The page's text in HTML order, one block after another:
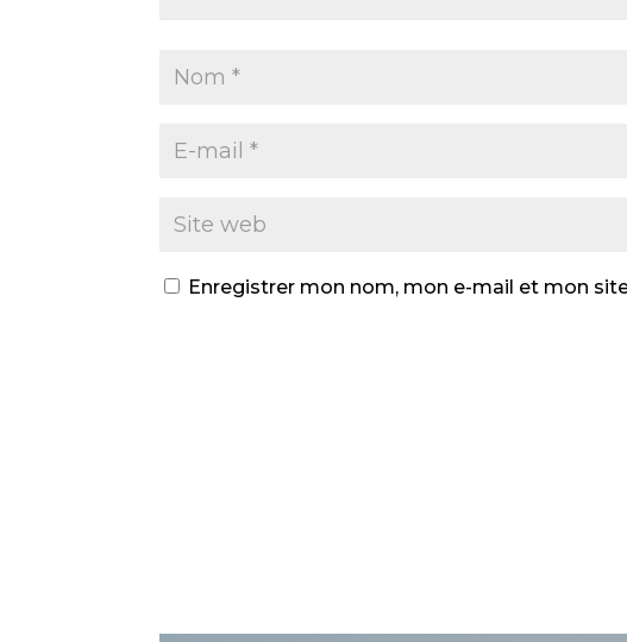
Enregistrer mon nom, mon e-mail et mon